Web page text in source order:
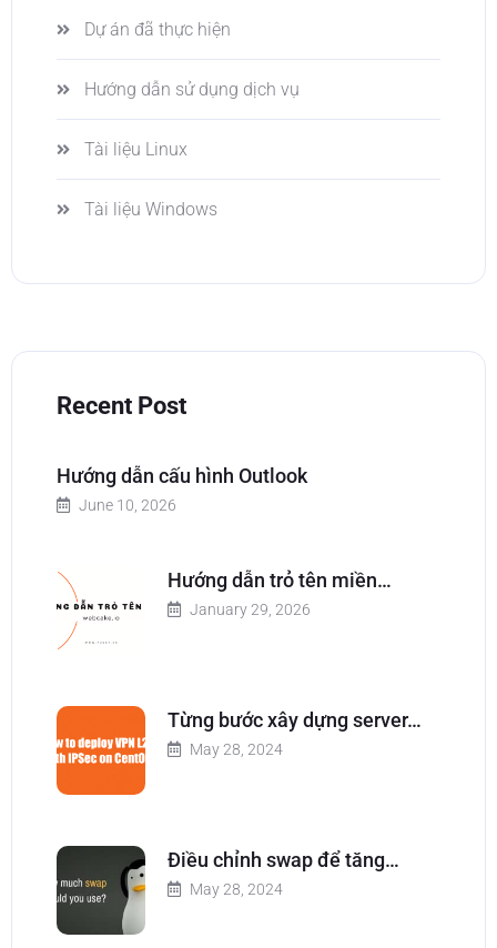
Dự án đã thực hiện
Hướng dẫn sử dụng dịch vụ
Tài liệu Linux
Tài liệu Windows
Recent Post
Hướng dẫn cấu hình Outlook
June 10, 2026
Hướng dẫn trỏ tên miền…
January 29, 2026
Từng bước xây dựng server…
May 28, 2024
Điều chỉnh swap để tăng…
May 28, 2024